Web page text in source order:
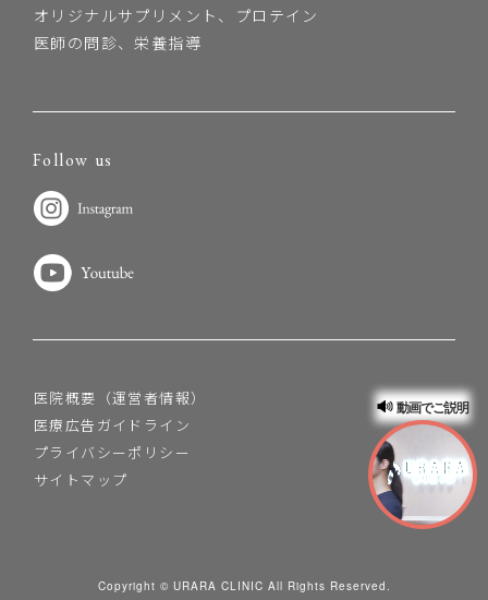
オリジナルサプリメント、プロテイン
医師の問診、栄養指導
医院概要（運営者情報）
医療広告ガイドライン
プライバシーポリシー
サイトマップ
Follow us
Copyright © URARA CLINIC All Rights Reserved.
動画でご説明